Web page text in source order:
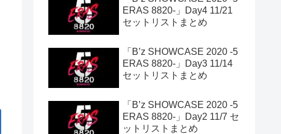
ERAS 8820-」Day4 11/21
セットリストまとめ
「B’z SHOWCASE 2020 -5
ERAS 8820-」Day3 11/14
セットリストまとめ
「B’z SHOWCASE 2020 -5
ERAS 8820-」Day2 11/7 セ
ットリストまとめ